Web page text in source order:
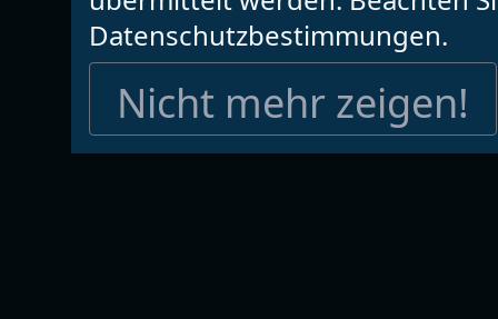
Datenschutzbestimmungen.
Nicht mehr zeigen!